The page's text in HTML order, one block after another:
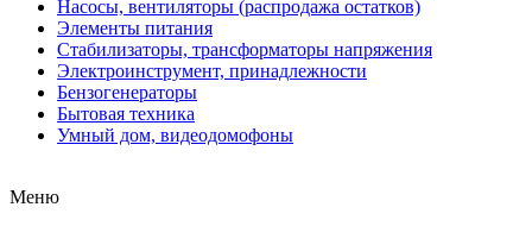
Насосы, вентиляторы (распродажа остатков)
Элементы питания
Стабилизаторы, трансформаторы напряжения
Электроинструмент, принадлежности
Бензогенераторы
Бытовая техника
Умный дом, видеодомофоны
Меню